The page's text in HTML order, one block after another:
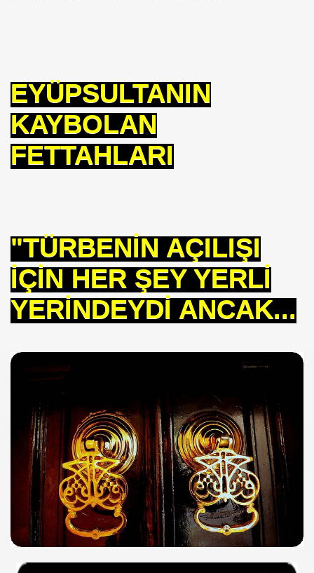
EYÜPSULTANIN
KAYBOLAN
FETTAHLARI
"TÜRBENİN AÇILIŞI
İÇİN HER ŞEY YERLİ
YERİNDEYDİ ANCAK...
RÜŞD